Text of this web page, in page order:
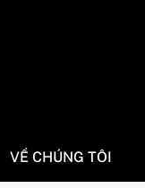
VỀ CHÚNG TÔI